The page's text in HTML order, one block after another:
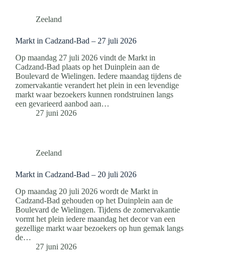
Zeeland
Markt in Cadzand-Bad – 27 juli 2026
Op maandag 27 juli 2026 vindt de Markt in
Cadzand-Bad plaats op het Duinplein aan de
Boulevard de Wielingen. Iedere maandag tijdens de
zomervakantie verandert het plein in een levendige
markt waar bezoekers kunnen rondstruinen langs
een gevarieerd aanbod aan…
27 juni 2026
Zeeland
Markt in Cadzand-Bad – 20 juli 2026
Op maandag 20 juli 2026 wordt de Markt in
Cadzand-Bad gehouden op het Duinplein aan de
Boulevard de Wielingen. Tijdens de zomervakantie
vormt het plein iedere maandag het decor van een
gezellige markt waar bezoekers op hun gemak langs
de…
27 juni 2026